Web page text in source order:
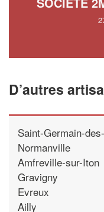
D’autres
Saint-Germain-
Normanville
Amfreville-sur-Iton
Gravigny
Evreux
Ailly